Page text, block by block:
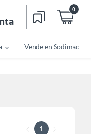
0
Vende en Sodimac
1